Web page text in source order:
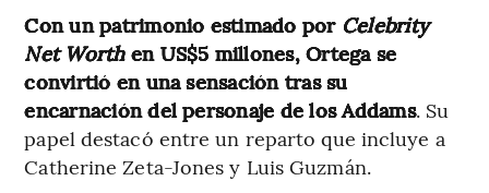
Con un patrimonio estimado por Celebrity
Net Worthen US$5 millones, Ortega se
convirtió en una sensación tras su
encarnación del personaje de los Addams. Su
papel destacó entre un reparto que incluye a
Catherine Zeta-Jones y Luis Guzmán.